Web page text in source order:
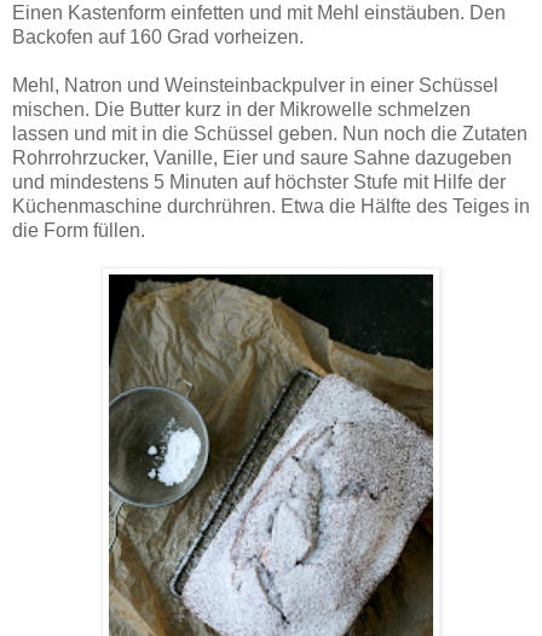
Einen Kastenform einfetten und mit Mehl einstäuben. Den
Backofen auf 160 Grad vorheizen.
Mehl, Natron und Weinsteinbackpulver in einer Schüssel
mischen. Die Butter kurz in der Mikrowelle schmelzen
lassen und mit in die Schüssel geben. Nun noch die Zutaten
Rohrrohrzucker, Vanille, Eier und saure Sahne dazugeben
und mindestens 5 Minuten auf höchster Stufe mit Hilfe der
Küchenmaschine durchrühren. Etwa die Hälfte des Teiges in
die Form füllen.